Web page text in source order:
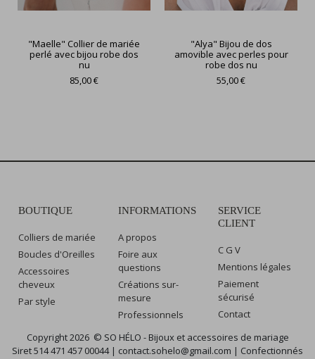
"Maelle" Collier de mariée
perlé avec bijou robe dos
nu
85,00 €
"Alya" Bijou de dos
amovible avec perles pour
robe dos nu
55,00 €
BOUTIQUE
Colliers de mariée
Boucles d'Oreilles
Accessoires
cheveux
Par style
INFORMATIONS
A propos
Foire aux
questions
Créations sur-
mesure
Professionnels
SERVICE
CLIENT
C G V
Mentions légales
Paiement
sécurisé
Contact
Copyright 2026 © SO HÉLO - Bijoux et accessoires de mariage
Siret 514 471 457 00044 | contact.sohelo@gmail.com | Confectionnés